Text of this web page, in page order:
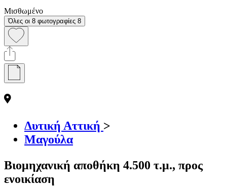
Μισθωμένο
Όλες οι 8 φωτογραφίες 8
Δυτική Αττική >
Μαγούλα
Βιομηχανική αποθήκη 4.500 τ.μ., προς
ενοικίαση